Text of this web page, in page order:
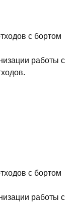
с бортом
работы с
с бортом
работы с